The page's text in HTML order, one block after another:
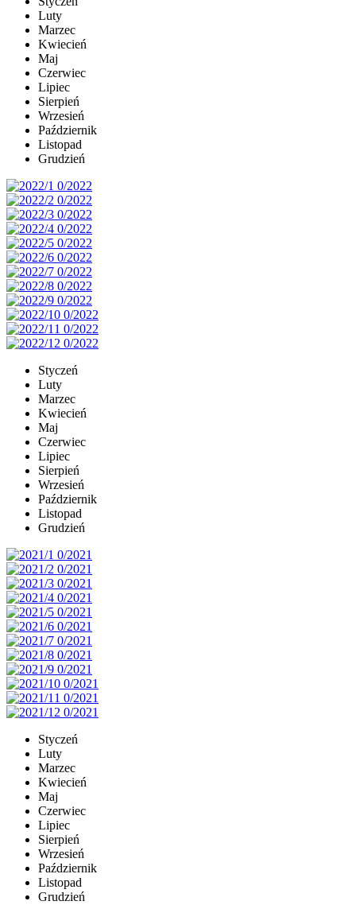
Luty
Marzec
Kwiecień
Maj
Czerwiec
Lipiec
Sierpień
Wrzesień
Październik
Listopad
Grudzień
Styczeń
Luty
Marzec
Kwiecień
Maj
Czerwiec
Lipiec
Sierpień
Wrzesień
Październik
Listopad
Grudzień
Styczeń
Luty
Marzec
Kwiecień
Maj
Czerwiec
Lipiec
Sierpień
Wrzesień
Październik
Listopad
Grudzień